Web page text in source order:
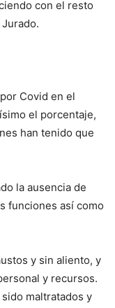
con el resto
Covid en el
el porcentaje,
han tenido que
la ausencia de
funciones así como
y sin aliento, y
y recursos.
maltratados y